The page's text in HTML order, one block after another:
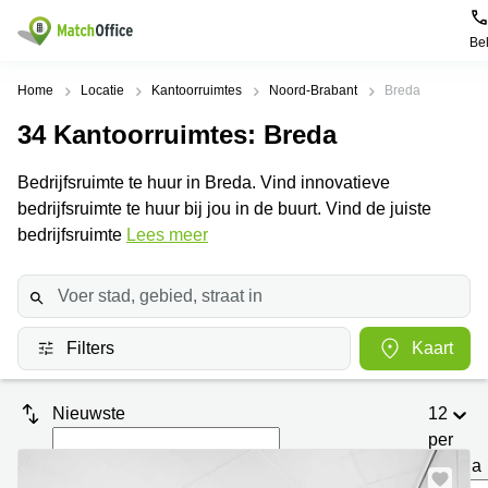
Bel
Huren / Verhuren
Productpagina's
Kantoorruimten
Business
Centers
Coworking
Spaces
Vergaderruimten
Virtueel
Kantoor
Populaire
Alkmaar
Amsterdam
Amsterdam
Westpoort
Bergen
op
Populaire
Kantoorruimte
in Breda
huren
Bergen
op
Zoom
Kantoor
Tiel
Help
Over ons
Huurprijs
Log in
Home Locatie Kantoorruimtes Noord-Brabant Breda
34 Kantoorruimtes: Breda
Bedrijfsruimte te huur in Breda. Vind innovatieve
bedrijfsruimte te huur bij jou in de buurt. Vind de juiste
bedrijfsruimte Lees meer
Filters Kaart
Nieuwste
12
per
pagina